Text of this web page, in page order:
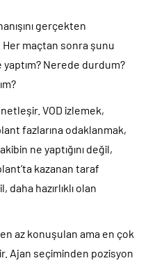
gerçekten
maçtan sonra şunu
Nerede durdum?
netleşir. VOD izlemek,
fazlarına odaklanmak,
ne yaptığını değil,
kazanan taraf
hazırlıklı olan
en az konuşulan ama en çok
Ajan seçiminden pozisyon